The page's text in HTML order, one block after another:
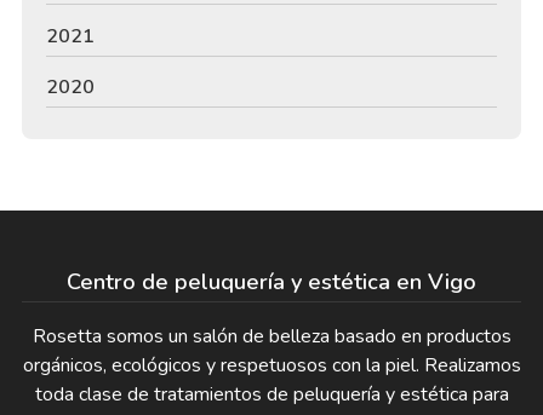
2021
2020
Centro de peluquería y estética en Vigo
Rosetta somos un salón de belleza basado en productos
orgánicos, ecológicos y respetuosos con la piel. Realizamos
toda clase de tratamientos de peluquería y estética para